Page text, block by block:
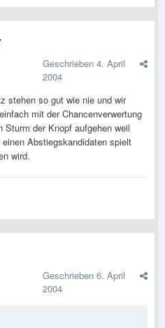
Geschrieben 4. April
2004
stehen so gut wie nie und wir
mit der Chancenverwertung
der Knopf aufgehen weil
Abstiegskandidaten spielt
wird.
Geschrieben 6. April
2004